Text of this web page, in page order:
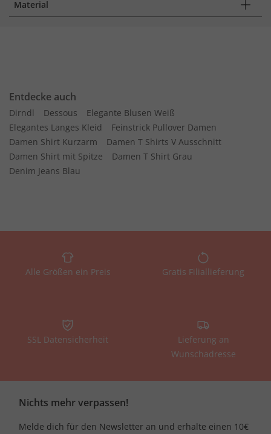
Material
Entdecke auch
Dirndl Dessous
Elegante Blusen Weiß
Elegantes Langes Kleid
Feinstrick Pullover Damen
Damen Shirt Kurzarm
Damen T Shirts V Ausschnitt
Damen Shirt mit Spitze
Damen T Shirt Grau
Denim Jeans Blau
Alle Größen ein Preis Gratis Filiallieferung
SSL Datensicherheit
Lieferung an
Wunschadresse
Nichts mehr verpassen!
Melde dich für den Newsletter an und erhalte einen 10€